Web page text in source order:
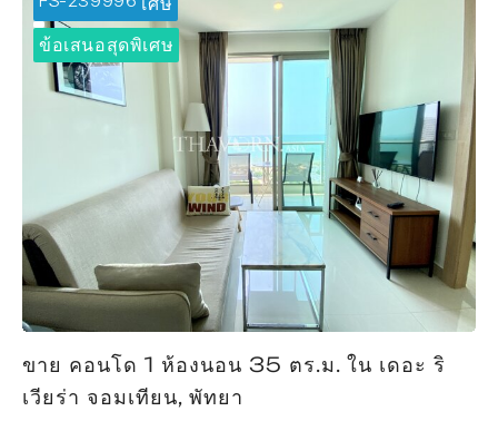
ข้อเสนอสุดพิเศษ
ขาย คอนโด 1 ห้องนอน 35 ตร.ม. ใน เดอะ ริ
เวียร่า จอมเทียน, พัทยา